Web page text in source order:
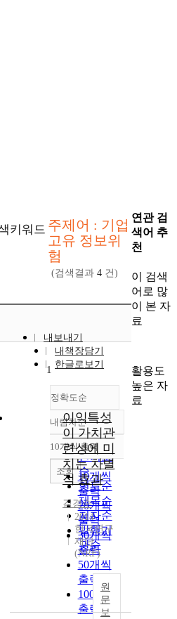
키워드 주제어 : 기업
고유 정보위
험
(검색결과 4 건)
내보내기
내책장담기
한글로보기
정확도순
정확도
순
인기도
순
연도순
제목순
저자순
발행기
관순
내림차순
내림차순
10개씩 출력
10개씩
출력
20개씩
출력
30개씩
출력
50개씩
출력
100개씩
출력
조회
1
이익특성
이 가치관
련성에 미
치는 차별
적 효과
김경순
2014
한국연구
재단
(NRF)
원
문
보
연관 검
색어 추
천
이 검색
어로 많
이 본 자
료
활용도
높은 자
료